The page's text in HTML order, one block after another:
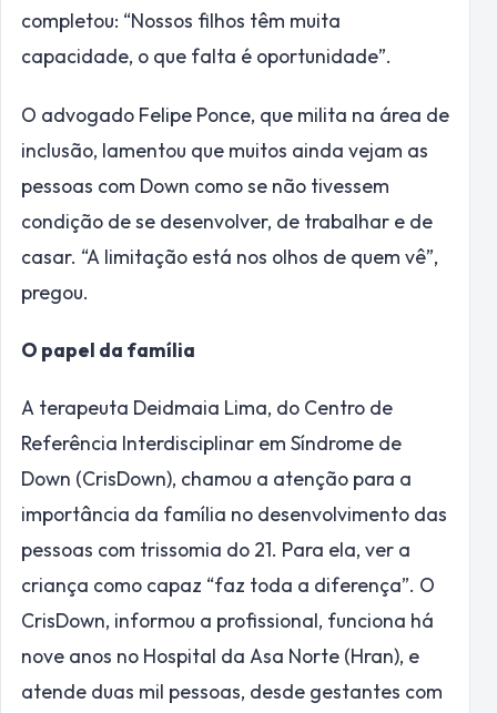
completou: “Nossos filhos têm muita
capacidade, o que falta é oportunidade”.
O advogado Felipe Ponce, que milita na área de
inclusão, lamentou que muitos ainda vejam as
pessoas com Down como se não tivessem
condição de se desenvolver, de trabalhar e de
casar. “A limitação está nos olhos de quem vê”,
pregou.
O papel da família
A terapeuta Deidmaia Lima, do Centro de
Referência Interdisciplinar em Síndrome de
Down (CrisDown), chamou a atenção para a
importância da família no desenvolvimento das
pessoas com trissomia do 21. Para ela, ver a
criança como capaz “faz toda a diferença”. O
CrisDown, informou a profissional, funciona há
nove anos no Hospital da Asa Norte (Hran), e
atende duas mil pessoas, desde gestantes com